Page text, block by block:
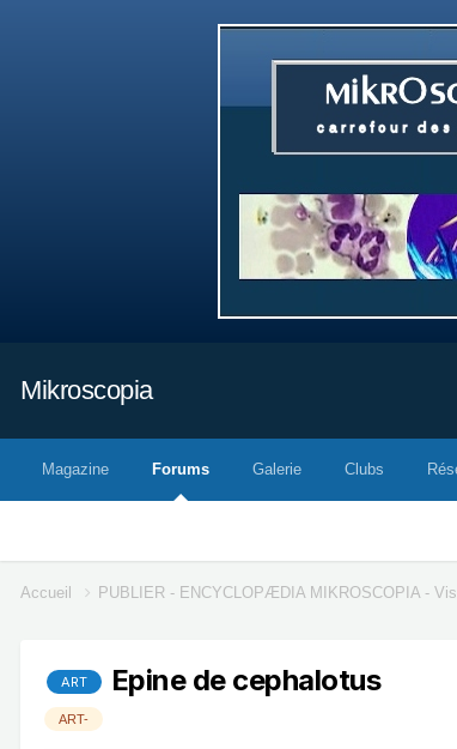
Mikroscopia
Magazine Forums Galerie Clubs
Accueil PUBLIER - ENCYCLOPÆDIA MIKROSCOPIA -
ART Epine de cephalotus
ART-